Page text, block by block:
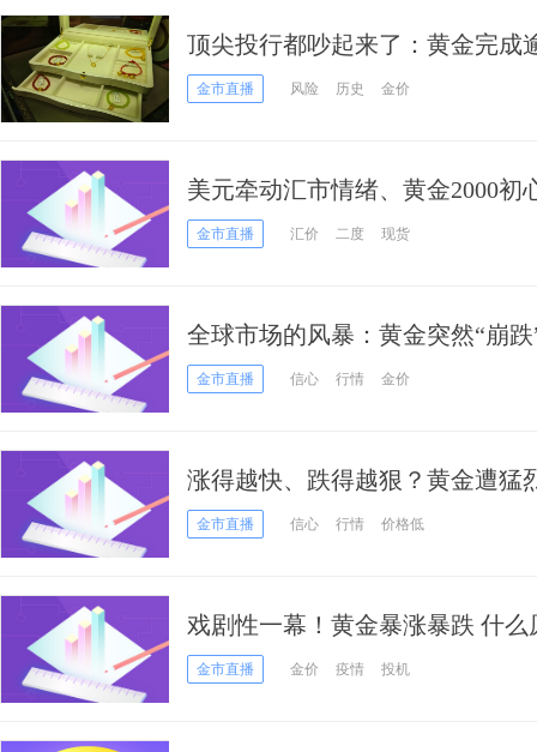
顶尖投行都吵起来了：黄金完成
更“牛”还是已近峰值？！
金市直播 风险 历史 金价
美元牵动汇市情绪、黄金2000初
元、英镑、日元及黄金技术分析
金市直播 汇价 二度 现货
全球市场的风暴：黄金突然“崩
惊金市直播 信心 行情 金价
涨得越快、跌得越狠？黄金遭猛
引力的低买水平在这……
金市直播 信心 行情 价格低
戏剧性一幕！黄金暴涨暴跌 什
一轮财政刺激政策
金市直播 金价 疫情 投机